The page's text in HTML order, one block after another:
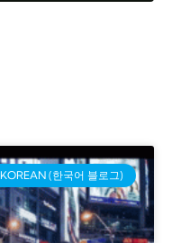
KOREAN (한국어 블로그)